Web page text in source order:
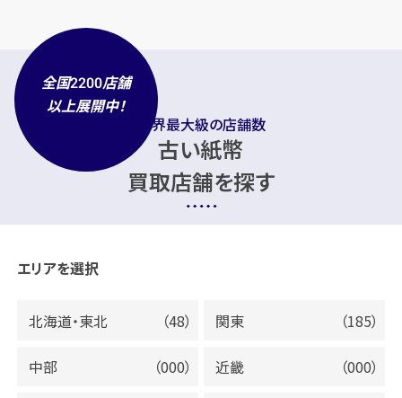
業界最大級の店舗数
古い紙幣
買取店舗を探す
全国2200店舗
以上展開中！
エリアを選択
北海道・東北 （48） 関東 （185）
中部 （000） 近畿 （000）